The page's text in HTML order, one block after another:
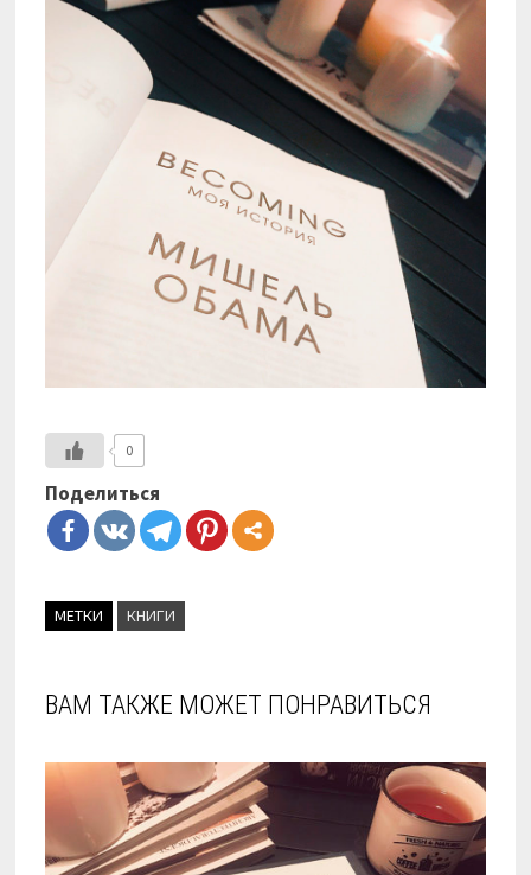
0
Поделиться
МЕТКИ КНИГИ
ВАМ ТАКЖЕ МОЖЕТ ПОНРАВИТЬСЯ